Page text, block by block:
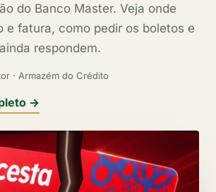
do Banco Master. Veja onde
e fatura, como pedir os boletos e
respondem.
· Armazém do Crédito
→